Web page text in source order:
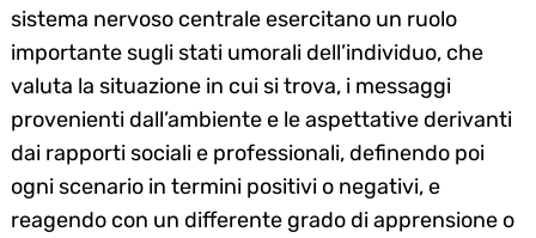
sistema nervoso centrale esercitano un ruolo
importante sugli stati umorali dell’individuo, che
valuta la situazione in cui si trova, i messaggi
provenienti dall’ambiente e le aspettative derivanti
dai rapporti sociali e professionali, definendo poi
ogni scenario in termini positivi o negativi, e
reagendo con un differente grado di apprensione o